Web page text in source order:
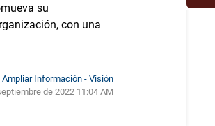
su
con una
Ampliar Información - Visión
de 2022 11:04 AM